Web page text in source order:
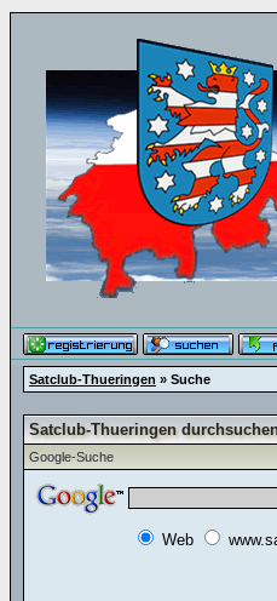
Satclub-Thueringen » Suche
Satclub-Thueringen
Google-Suche
Web